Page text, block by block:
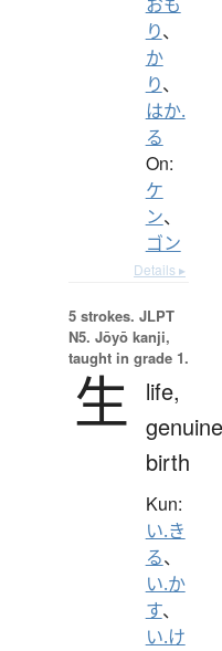
り、
か
り、
はか.
る
On:
ケ
ン、
ゴン
Details ▸
5 strokes. JLPT
N5. Jōyō kanji,
taught in grade 1.
生
life,
birth
Kun:
い.き
る、
い.か
す、
い.け